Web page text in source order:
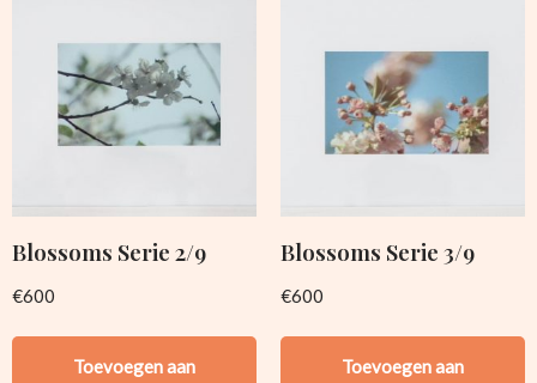
Blossoms Serie 2/9
€600
Toevoegen aan
Blossoms Serie 3/9
€600
Toevoegen aan